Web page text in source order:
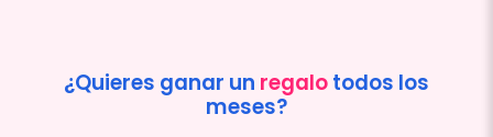
¿Quieres ganar un regalotodos los
meses?